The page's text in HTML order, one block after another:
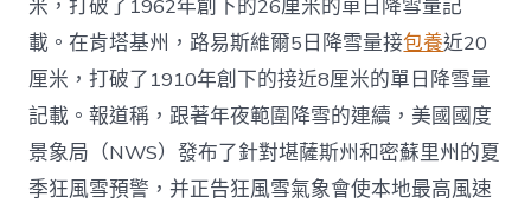
6000
萬
人
_
中
國
網〉
中
米，打破了1962年創下的26厘米的單日降雪量記
載。在肯塔基州，路易斯維爾5日降雪量接包養近20
厘米，打破了1910年創下的接近8厘米的單日降雪量
記載。報道稱，跟著年夜範圍降雪的連續，美國國度
景象局（NWS）發布了針對堪薩斯州和密蘇里州的夏
季狂風雪預警，并正告狂風雪氣象會使本地最高風速